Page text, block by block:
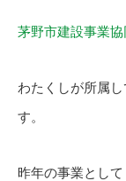
茅野市建設事業協
わたくしが所属
す。
昨年の事業とし